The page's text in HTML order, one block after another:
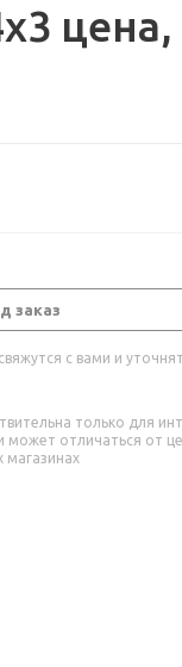
цена,
заказ
с вами и
только для
может отличаться от
магазинах